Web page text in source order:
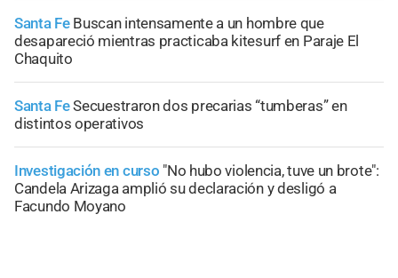
Santa Fe Buscan intensamente a un hombre que
desapareció mientras practicaba kitesurf en Paraje El
Chaquito
Santa FeSecuestraron dos precarias “tumberas” en
distintos operativos
Investigación en curso "No hubo violencia, tuve un brote":
Candela Arizaga amplió su declaración y desligó a
Facundo Moyano